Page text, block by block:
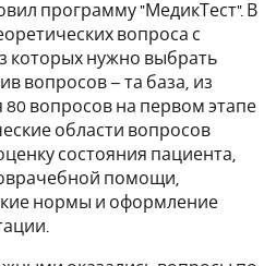
программу "МедикТест". В
вопроса с
которых нужно выбрать
вопросов – та база, из
80 вопросов на первом этапе
области вопросов
состояния пациента,
помощи,
нормы и оформление